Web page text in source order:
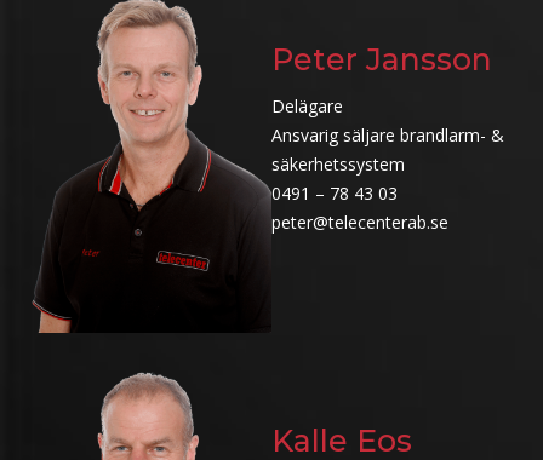
Peter Jansson
Delägare
Ansvarig säljare brandlarm- &
säkerhetssystem
0491 – 78 43 03
peter@telecenterab.se
Kalle Eos